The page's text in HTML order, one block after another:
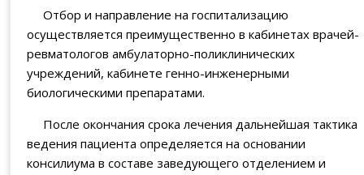
Отбор и направление на госпитализацию
осуществляется преимущественно в кабинетах врачей-
ревматологов амбулаторно-поликлинических
учреждений, кабинете генно-инженерными
биологическими препаратами.
После окончания срока лечения дальнейшая тактика
ведения пациента определяется на основании
консилиума в составе заведующего отделением и